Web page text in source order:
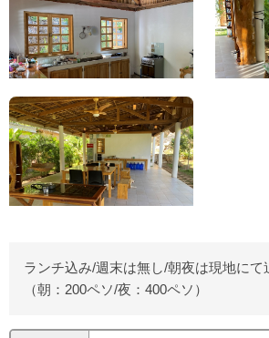
ランチ込み/週末は無し/朝夜は現地にて
（朝：200ペソ/夜：400ペソ）